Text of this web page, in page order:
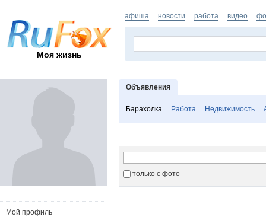
Моя жизнь
афиша новости работа видео
Объявления
Барахолка Работа Недвижимость
только с фото
Мой профиль